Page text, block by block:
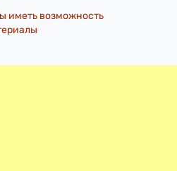
иметь возможность